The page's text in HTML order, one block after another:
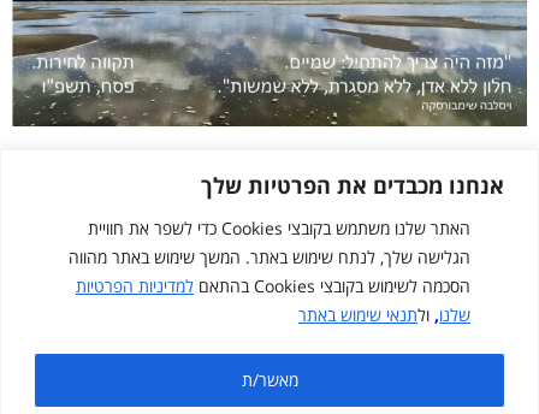
אנחנו מכבדים את הפרטיות שלך
האתר שלנו משתמש בקובצי Cookies כדי לשפר את חוויית
הגלישה שלך, לנתח שימוש באתר. המשך שימוש באתר מהווה
הסכמה לשימוש בקובצי Cookies בהתאם
למדיניות הפרטיות
שלנו, ולתנאי שימוש באתר
מאשר/ת